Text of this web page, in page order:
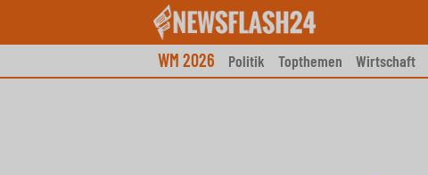
WM 2026 Politik Topthemen Wirtschaft